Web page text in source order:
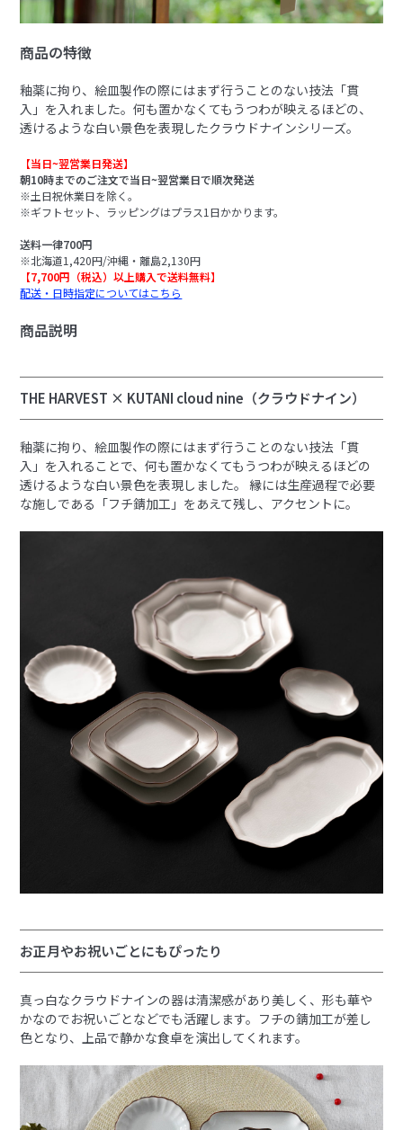
商品の特徴
釉薬に拘り、絵皿製作の際にはまず行うことのない技法「貫
入」を入れました。何も置かなくてもうつわが映えるほどの、
透けるような白い景色を表現したクラウドナインシリーズ。
【当日~翌営業日発送】
朝10時までのご注文で当日~翌営業日で順次発送
※土日祝休業日を除く。
※ギフトセット、ラッピングはプラス1日かかります。
送料一律700円
※北海道1,420円/沖縄・離島2,130円
【7,700円（税込）以上購入で送料無料】
配送・日時指定についてはこちら
商品説明
THE HARVEST × KUTANI cloud nine（クラウドナイン）
釉薬に拘り、絵皿製作の際にはまず行うことのない技法「貫
入」を入れることで、何も置かなくてもうつわが映えるほどの
透けるような白い景色を表現しました。 縁には生産過程で必要
な施しである「フチ錆加工」をあえて残し、アクセントに。
お正月やお祝いごとにもぴったり
真っ白なクラウドナインの器は清潔感があり美しく、形も華や
かなのでお祝いごとなどでも活躍します。フチの錆加工が差し
色となり、上品で静かな食卓を演出してくれます。